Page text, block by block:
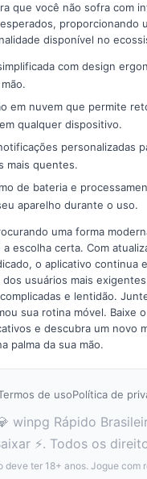
que você não sofra com
proporcionando
disponível no
com design
em nuvem que permite
qualquer dispositivo.
personalizadas
mais quentes.
de bateria e
aparelho durante o uso.
uma forma
escolha certa. Com
o aplicativo continua
usuários mais
e lentidão.
sua rotina móvel. Baixe
e descubra um novo
palma da sua mão.
de usoPolítica de
winpg Rápido
⚡. Todos os
deve ter 18+ anos. Jogue com